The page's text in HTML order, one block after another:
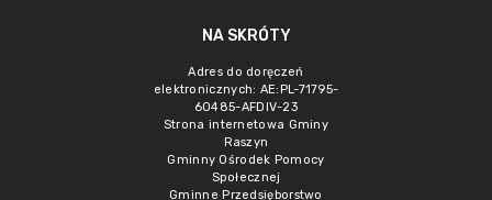
NA SKRÓTY
Adres do doręczeń
elektronicznych: AE:PL-71795-
60485-AFDIV-23
Strona internetowa Gminy
Raszyn
Gminny Ośrodek Pomocy
Społecznej
Gminne Przedsięborstwo